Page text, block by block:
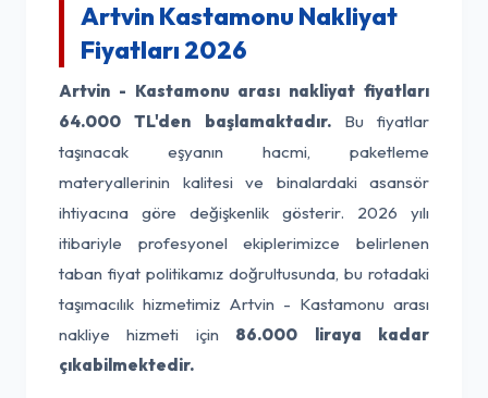
Artvin Kastamonu Nakliyat
Fiyatları 2026
Artvin - Kastamonu arası nakliyat fiyatları
64.000 TL'den başlamaktadır.Bu fiyatlar
taşınacak eşyanın hacmi, paketleme
materyallerinin kalitesi ve binalardaki asansör
ihtiyacına göre değişkenlik gösterir. 2026 yılı
itibariyle profesyonel ekiplerimizce belirlenen
taban fiyat politikamız doğrultusunda, bu rotadaki
taşımacılık hizmetimiz Artvin - Kastamonu arası
nakliye hizmeti için 86.000 liraya kadar
çıkabilmektedir.